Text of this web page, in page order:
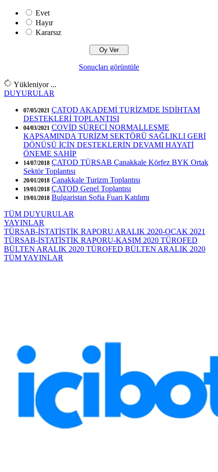
Evet
Hayır
Kararsız
Sonuçları görüntüle
Yükleniyor ...
DUYURULAR
07/05/2021 ÇATOD AKADEMİ TURİZMDE İSDİHTAM
DESTEKLERİ TOPLANTISI
04/03/2021 COVİD SÜRECİ NORMALLEŞME
KAPSAMINDA TURİZM SEKTÖRÜ SAĞLIKLI GERİ
DÖNÜŞÜ İÇİN DESTEKLERİN DEVAMI HAYATİ
ÖNEME SAHİP
14/07/2018 ÇATOD TÜRSAB Çanakkale Körfez BYK Ortak
Sektör Toplantısı
20/01/2018 Çanakkale Turizm Toplantısı
19/01/2018 ÇATOD Genel Toplantısı
19/01/2018 Bulgaristan Sofia Fuarı Katılımı
TÜM DUYURULAR
YAYINLAR
TÜRSAB-İSTATİSTİK RAPORU ARALIK 2020-OCAK 2021
TÜRSAB-İSTATİSTİK RAPORU-KASIM 2020 TÜROFED
BÜLTEN ARALIK 2020 TÜROFED BÜLTEN ARALIK 2020
TÜM YAYINLAR